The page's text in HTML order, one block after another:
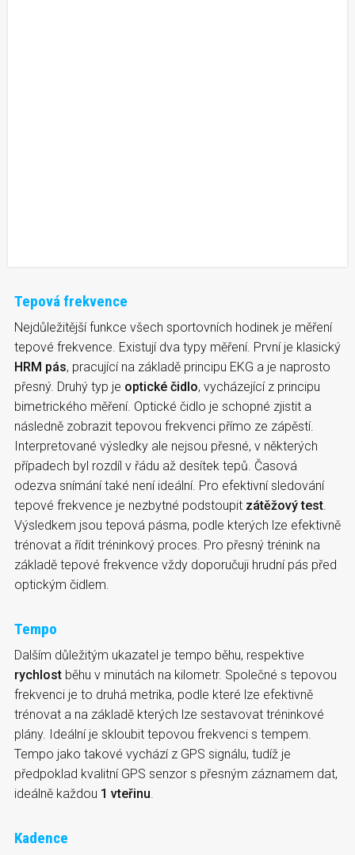
Tepová frekvence
Nejdůležitější funkce všech sportovních hodinek je měření
tepové frekvence. Existují dva typy měření. První je klasický
HRM pás, pracující na základě principu EKG a je naprosto
přesný. Druhý typ je optické čidlo, vycházející z principu
bimetrického měření. Optické čidlo je schopné zjistit a
následně zobrazit tepovou frekvenci přímo ze zápěstí.
Interpretované výsledky ale nejsou přesné, v některých
případech byl rozdíl v řádu až desítek tepů. Časová
odezva snímání také není ideální. Pro efektivní sledování
tepové frekvence je nezbytné podstoupit zátěžový test
Výsledkem jsou tepová pásma, podle kterých lze efektivně
trénovat a řídit tréninkový proces. Pro přesný trénink na
základě tepové frekvence vždy doporučuji hrudní pás před
optickým čidlem.
Tempo
Dalším důležitým ukazatel je tempo běhu, respektive
rychlost běhu v minutách na kilometr. Společné s tepovou
frekvenci je to druhá metrika, podle které lze efektivně
trénovat a na základě kterých lze sestavovat tréninkové
plány. Ideální je skloubit tepovou frekvenci s tempem.
Tempo jako takové vychází z GPS signálu, tudíž je
předpoklad kvalitní GPS senzor s přesným záznamem dat,
ideálně každou 1 vteřinu
Kadence